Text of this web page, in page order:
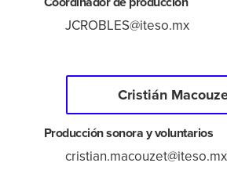
Enlaces de interés
Aspirantes
JCROBLES@iteso.mx
Cristián
Producción sonora y voluntarios
cristian.macouzet@iteso.mx